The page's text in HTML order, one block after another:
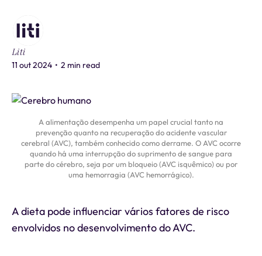
Liti
11 out 2024 • 2 min read
A alimentação desempenha um papel crucial tanto na
prevenção quanto na recuperação do acidente vascular
cerebral (AVC), também conhecido como derrame. O AVC ocorre
quando há uma interrupção do suprimento de sangue para
parte do cérebro, seja por um bloqueio (AVC isquêmico) ou por
uma hemorragia (AVC hemorrágico).
A dieta pode influenciar vários fatores de risco
envolvidos no desenvolvimento do AVC.